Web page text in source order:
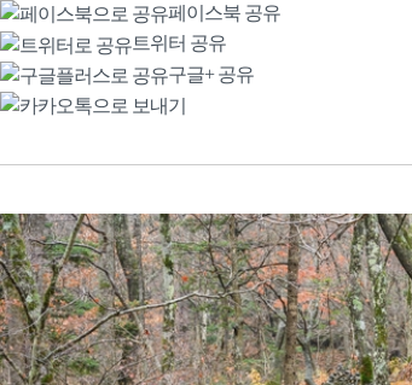
페이스북 공유
트위터 공유
구글+ 공유